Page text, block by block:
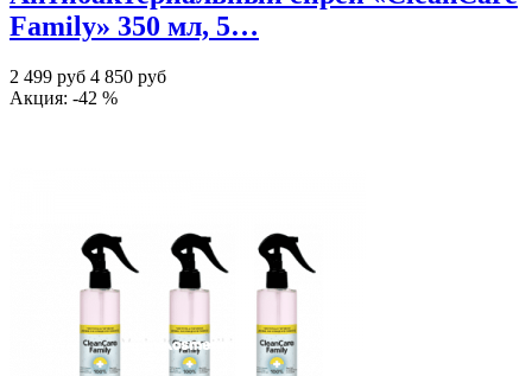
Family» 350 мл, 5…
2 499 руб 4 850 руб
Акция: -42 %